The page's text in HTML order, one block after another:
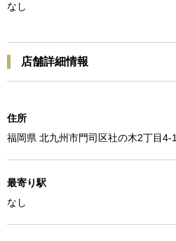
なし
店舗詳細情報
住所
福岡県 北九州市門司区社の木2丁目4-1
最寄り駅
なし